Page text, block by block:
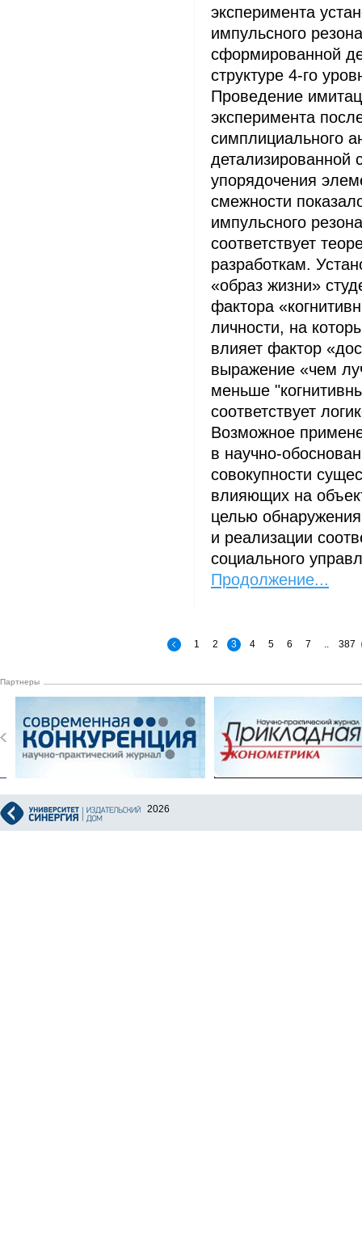
эксперимента
импульсного
сформированной
структуре 4-го
Проведение
эксперимента
симплициального
детализированной
упорядочения
смежности
импульсного
соответствует
разработкам.
«образ жизни»
фактора
личности, на
влияет фактор
выражение «чем
меньше
соответствует
Возможное
в научно-
совокупности
влияющих на
целью
и реализации
социального
Продолжение...
1 2 3 4 5 6 7 387
Партнеры
2026